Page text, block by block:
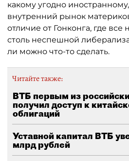
какому угодно
внутренний рынок
отличие от Гонконга, где
столь неспешной
ли можно что-то сделать.
Читайте также:
ВТБ первым из
получил доступ к
облигаций
Уставной капитал ВТБ
млрд рублей